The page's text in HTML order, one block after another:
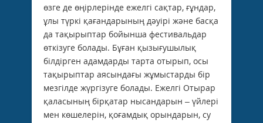
өзге де өңірлерінде ежелгі сақтар, ғұндар,
ұлы түркі қағандарының дәуірі және басқа
да тақырыптар бойынша фестивальдар
өткізуге болады. Бұған қызығушылық
білдірген адамдарды тарта отырып, осы
тақырыптар аясындағы жұмыстарды бір
мезгілде жүргізуге болады. Ежелгі Отырар
қаласының бірқатар нысандарын – үйлері
мен көшелерін, қоғамдық орындарын, су